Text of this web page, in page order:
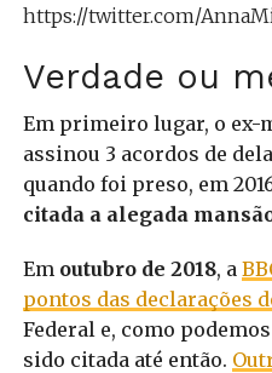
https://twitter.com/
Verdade ou
Em primeiro lugar, o
assinou 3 acordos de
quando foi preso, em
citada a alegada
Em outubro de 2018, a
pontos das declarações
Federal e, como
sido citada até então.